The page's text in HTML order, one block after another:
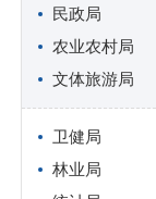
民政局
农业农村局
文体旅游局
卫健局
林业局